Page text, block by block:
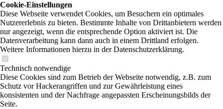
Cookie-Einstellungen
Diese Webseite verwendet Cookies, um Besuchern ein optimales
Nutzererlebnis zu bieten. Bestimmte Inhalte von Drittanbietern werden
nur angezeigt, wenn die entsprechende Option aktiviert ist. Die
Datenverarbeitung kann dann auch in einem Drittland erfolgen.
Weitere Informationen hierzu in der Datenschutzerklärung.
Technisch notwendige
Diese Cookies sind zum Betrieb der Webseite notwendig, z.B. zum
Schutz vor Hackerangriffen und zur Gewährleistung eines
konsistenten und der Nachfrage angepassten Erscheinungsbilds der
Seite.